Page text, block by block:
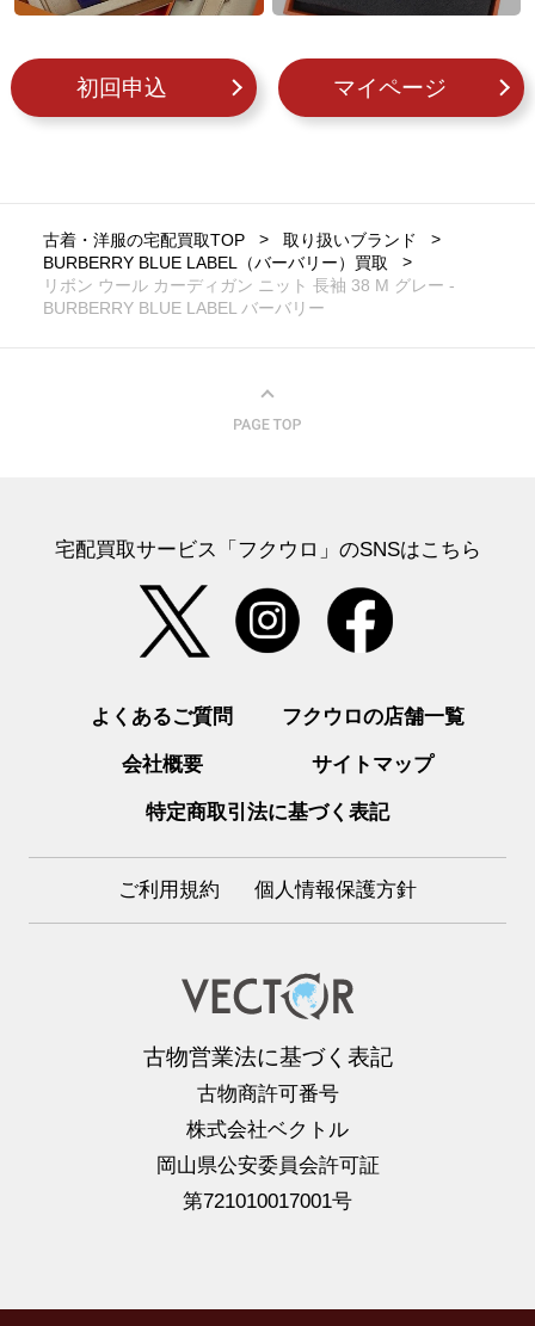
初回申込 マイページ
古着・洋服の宅配買取TOP
取り扱いブランド
BURBERRY BLUE LABEL（バーバリー）買取
リボン ウール カーディガン ニット 長袖 38 M グレー -
BURBERRY BLUE LABEL バーバリー
宅配買取サービス「フクウロ」のSNSはこちら
よくあるご質問 フクウロの店舗一覧
会社概要 サイトマップ
特定商取引法に基づく表記
ご利用規約 個人情報保護方針
古物営業法に基づく表記
古物商許可番号
株式会社ベクトル
岡山県公安委員会許可証
第721010017001号